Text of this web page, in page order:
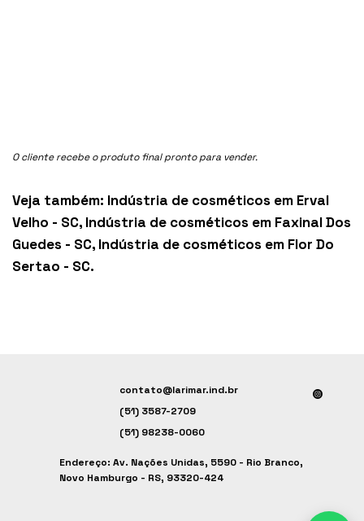
O cliente recebe o produto final pronto para vender.
Veja também: Indústria de cosméticos em Erval
Velho - SC, Indústria de cosméticos em Faxinal Dos
Guedes - SC, Indústria de cosméticos em Flor Do
Sertao - SC.
contato@larimar.ind.br
(51) 3587-2709
(51) 98238-0060
Endereço: Av. Nações Unidas, 5590 - Rio Branco,
Novo Hamburgo - RS, 93320-424